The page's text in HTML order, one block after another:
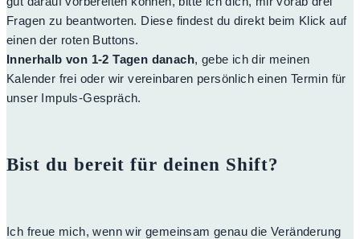
Fragen zu beantworten. Diese findest du direkt beim Klick auf
einen der roten Buttons.
Innerhalb von 1-2 Tagen danach, gebe ich dir meinen
Kalender frei oder wir vereinbaren persönlich einen Termin für
unser Impuls-Gespräch.
Bist du bereit für deinen Shift?
Ich freue mich, wenn wir gemeinsam genau die Veränderung